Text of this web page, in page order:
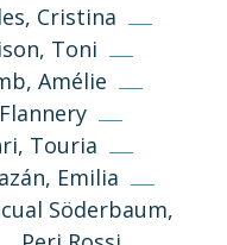
Cristina
Toni
Amélie
Touria
Emilia
Söderbaum,
legal
Llimona